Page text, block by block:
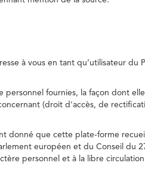
à vous en tant qu’utilisateur du
fournies, la façon dont
(droit d'accès, de
donné que cette plate-forme
européen et du Conseil du
personnel et à la libre